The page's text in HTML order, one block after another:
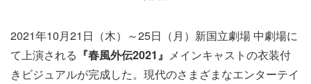
2021年10月21日（木）～25日（月）新国立劇場 中劇場に
て上演される 『春風外伝2021』 メインキャストの衣装付
きビジュアルが完成した。 現代のさまざまなエンターテイ